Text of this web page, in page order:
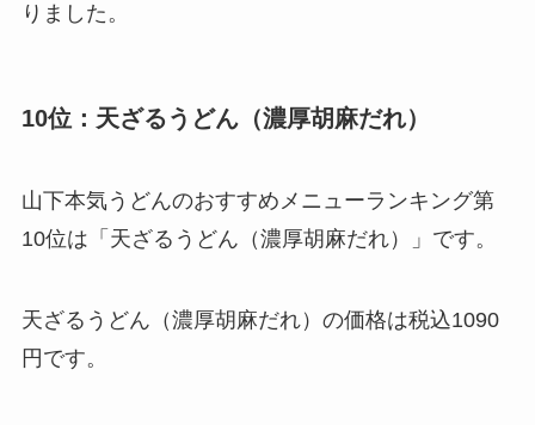
りました。
10位：天ざるうどん（濃厚胡麻だれ）
山下本気うどんのおすすめメニューランキング第
10位は「天ざるうどん（濃厚胡麻だれ）」です。
天ざるうどん（濃厚胡麻だれ）の価格は税込1090
円です。